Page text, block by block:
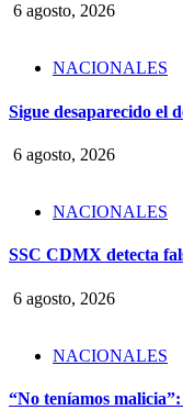
6 agosto, 2026
NACIONALES
Sigue desaparecido el
6 agosto, 2026
NACIONALES
SSC CDMX detecta
6 agosto, 2026
NACIONALES
“No teníamos